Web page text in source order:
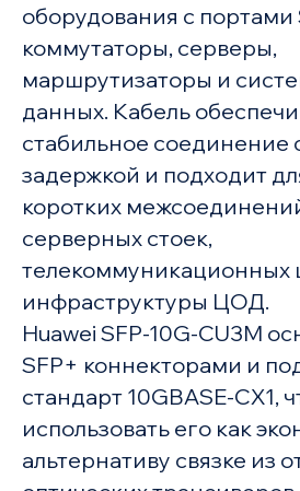
оборудования с портами
коммутаторы, серверы,
маршрутизаторы и
данных. Кабель
стабильное соединение
задержкой и подходит
коротких
серверных стоек,
телекоммуникационных
инфраструктуры ЦОД.
Huawei SFP-10G-CU3M
SFP+ коннекторами и
стандарт 10GBASE-CX1,
использовать его как
альтернативу связке из